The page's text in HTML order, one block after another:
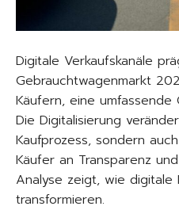
Digitale Verkaufskanäle
Gebrauchtwagenmarkt
Käufern, eine umfassende
Die Digitalisierung
Kaufprozess, sondern
Käufer an Transparenz
Analyse zeigt, wie digitale
transformieren.